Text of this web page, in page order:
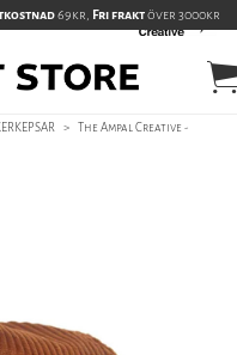
69kr, Fri fraktöver 3000kr
> The Ampal Creative -